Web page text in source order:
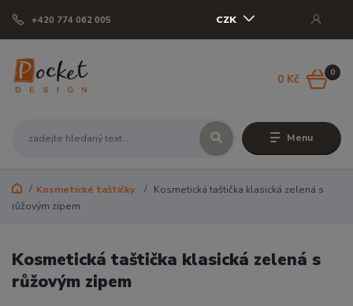
Menu
CZK
+420 774 062 005
0
0 Kč
Kosmetické taštičky
Kosmetická taštička klasická zelená s
růžovým zipem
Kosmetická taštička klasická zelená s
růžovým zipem